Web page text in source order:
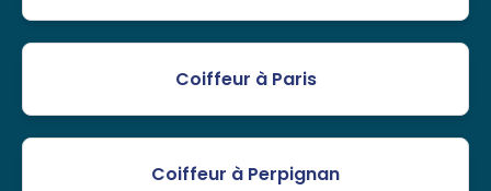
Coiffeur à Paris
Coiffeur à Perpignan